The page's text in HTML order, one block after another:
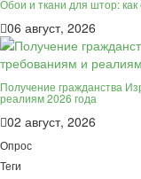
Обои и ткани для штор:
06 август, 2026
Получение гражданства
реалиям 2026 года
02 август, 2026
Опрос
Теги